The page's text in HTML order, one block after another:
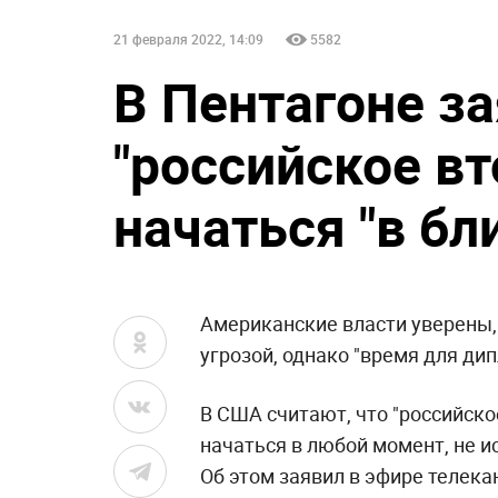
21 февраля 2022, 14:09 5582
В Пентагоне
"российское
начаться "в
Американские власти
угрозой, однако "время для
В США считают, что
начаться в любой момент, не
Об этом заявил в эфире